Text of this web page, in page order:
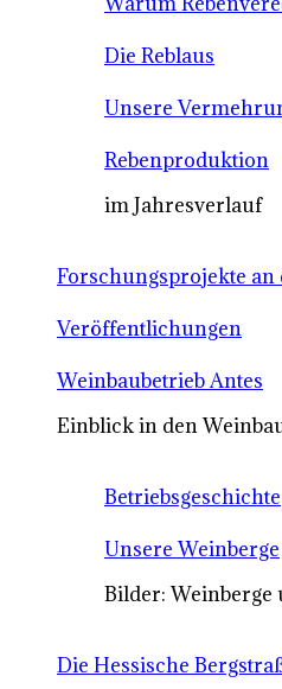
Die Reblaus
Unsere
Rebenproduktion
im Jahresverlauf
Forschungsprojekte
Veröffentlichungen
Weinbaubetrieb Antes
Einblick in den
Betriebsgeschichte
Unsere Weinberge
Bilder: Weinberge
Die Hessische